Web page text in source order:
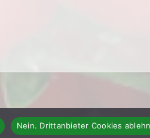
Nein. Drittanbieter Cookies